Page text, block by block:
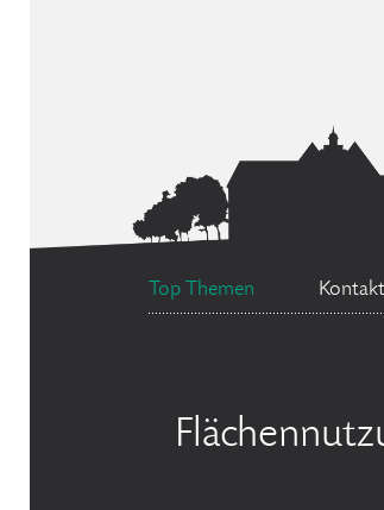
Top Themen